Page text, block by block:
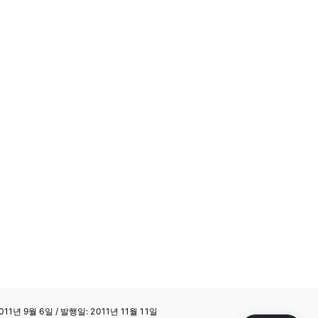
년 9월 6일 / 발행일: 2011년 11월 11일